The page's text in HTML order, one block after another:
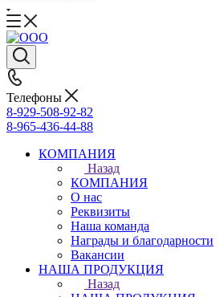
Телефоны
8-929-508-92-82
8-965-436-44-88
КОМПАНИЯ
Назад
КОМПАНИЯ
О нас
Реквизиты
Наша команда
Награды и благодарности
Вакансии
НАША ПРОДУКЦИЯ
Назад